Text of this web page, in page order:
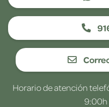
Horario de atención
9:00h